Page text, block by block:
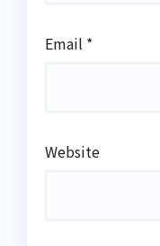
Email *
Website